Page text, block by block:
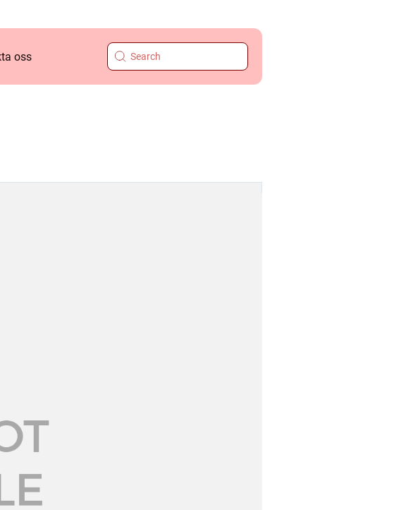
oss